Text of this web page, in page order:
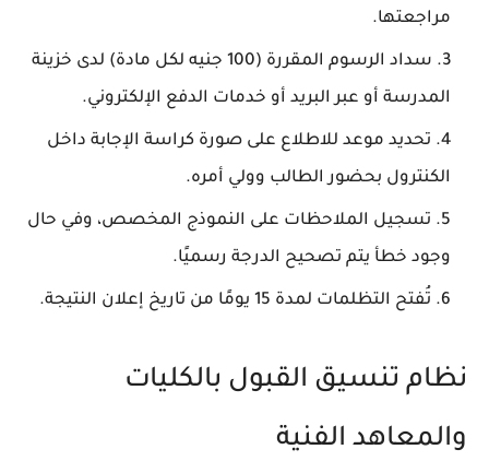
مراجعتها.
سداد الرسوم المقررة (100 جنيه لكل مادة) لدى خزينة
المدرسة أو عبر البريد أو خدمات الدفع الإلكتروني.
تحديد موعد للاطلاع على صورة كراسة الإجابة داخل
الكنترول بحضور الطالب وولي أمره.
تسجيل الملاحظات على النموذج المخصص، وفي حال
وجود خطأ يتم تصحيح الدرجة رسميًا.
تُفتح التظلمات لمدة 15 يومًا من تاريخ إعلان النتيجة.
نظام تنسيق القبول بالكليات
والمعاهد الفنية